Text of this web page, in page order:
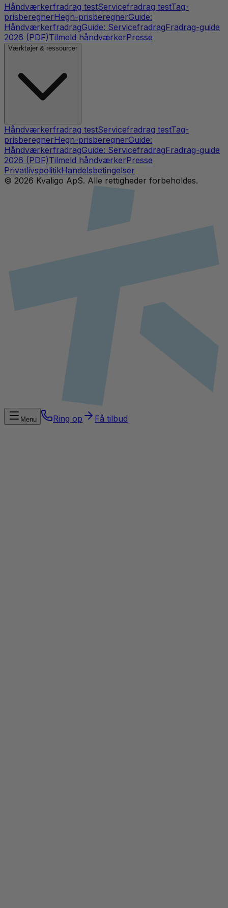
Håndværkerfradrag testServicefradrag testTag-
prisberegnerHegn-prisberegnerGuide:
HåndværkerfradragGuide: ServicefradragFradrag-guide
2026 (PDF)Tilmeld håndværkerPresse
Værktøjer & ressourcer
Håndværkerfradrag testServicefradrag testTag-
prisberegnerHegn-prisberegnerGuide:
HåndværkerfradragGuide: ServicefradragFradrag-guide
2026 (PDF)Tilmeld håndværkerPresse
PrivatlivspolitikHandelsbetingelser
© 2026 Kvaligo ApS. Alle rettigheder forbeholdes.
Menu Ring op Få tilbud